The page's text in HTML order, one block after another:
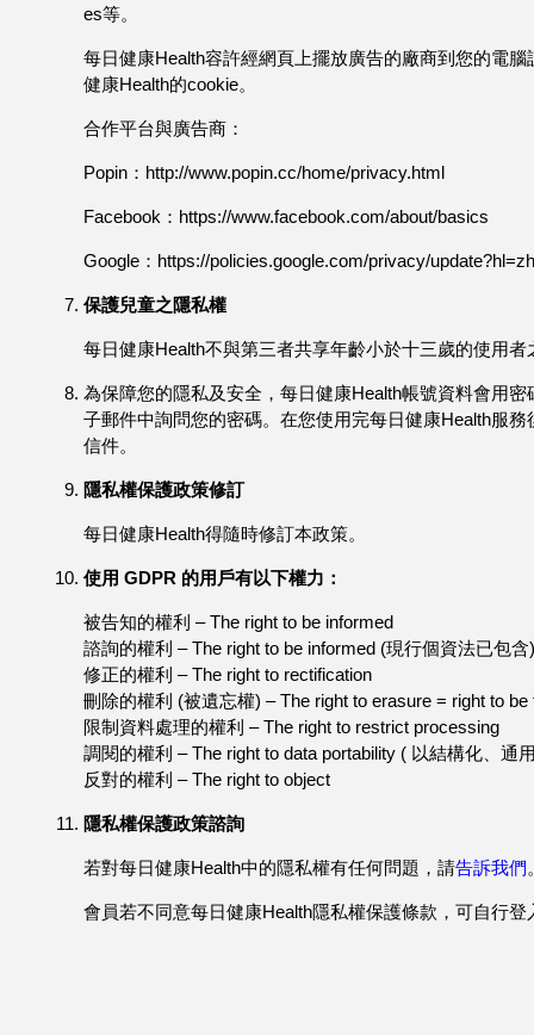
es等。
每日健康Health容許經網頁上擺放廣告的廠商到您的電
健康Health的cookie。
合作平台與廣告商：
Popin：http://www.popin.cc/home/privacy.html
Facebook：https://www.facebook.com/about/basics
Google：https://policies.google.com/privacy/
保護兒童之隱私權
每日健康Health不與第三者共享年齡小於十三歲的使用
為保障您的隱私及安全，每日健康Health帳號資料會用
子郵件中詢問您的密碼。在您使用完每日健康Health服
信件。
隱私權保護政策修訂
每日健康Health得隨時修訂本政策。
使用 GDPR 的用戶有以下權力：
被告知的權利 – The right to be informed
諮詢的權利 – The right to be informed (現行個資法已包含)
修正的權利 – The right to rectification
刪除的權利 (被遺忘權) – The right to erasure = right to be
限制資料處理的權利 – The right to restrict processing
調閱的權利 – The right to data portability ( 以結構化、通
反對的權利 – The right to object
隱私權保護政策諮詢
若對每日健康Health中的隱私權有任何問題，請告訴我們
會員若不同意每日健康Health隱私權保護條款，可自行登